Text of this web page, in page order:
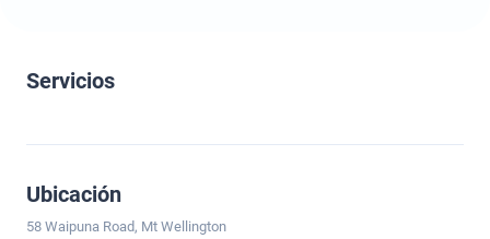
Servicios
Ubicación
58 Waipuna Road, Mt Wellington